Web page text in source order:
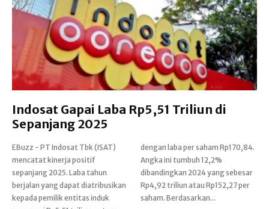
Indosat Gapai Laba Rp5,51 Triliun di
Sepanjang 2025
EBuzz - PT Indosat Tbk (ISAT)
mencatat kinerja positif
sepanjang 2025. Laba tahun
berjalan yang dapat diatribusikan
kepada pemilik entitas induk
dengan laba per saham Rp170,84.
Angka ini tumbuh 12,2%
dibandingkan 2024 yang sebesar
Rp4,92 triliun atau Rp152,27 per
saham. Berdasarkan...